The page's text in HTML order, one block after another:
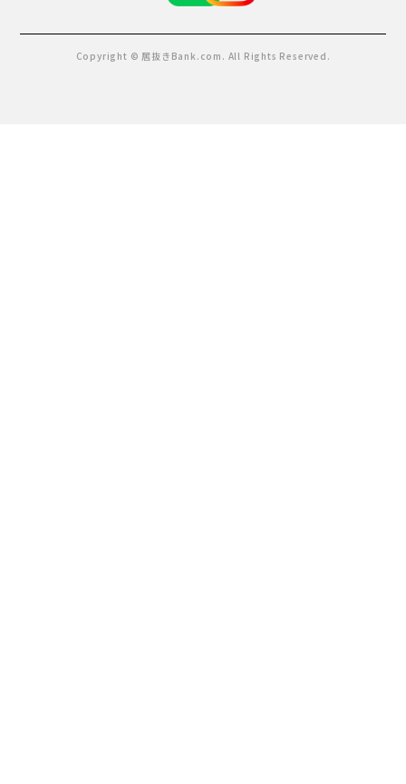
Copyright © 居抜きBank.com. All Rights Reserved.